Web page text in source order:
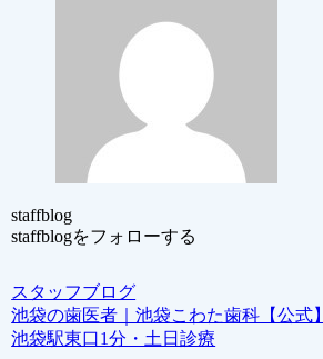
staffblog
staffblogをフォローする
スタッフブログ
池袋の歯医者｜池袋こわた歯科【公式】
池袋駅東口1分・土日診療